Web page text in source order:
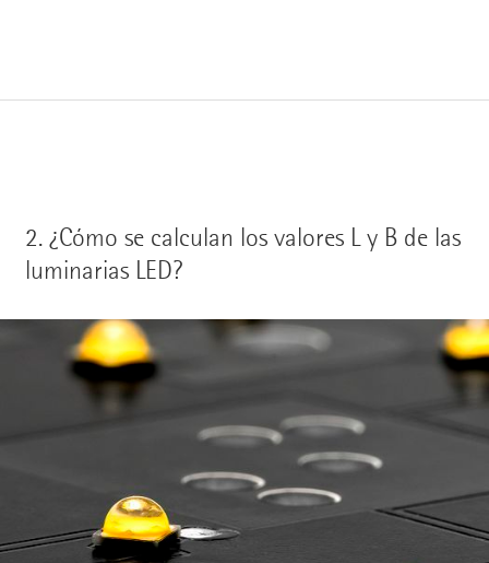
2. ¿Cómo se calculan los valores L y B de las
luminarias LED?